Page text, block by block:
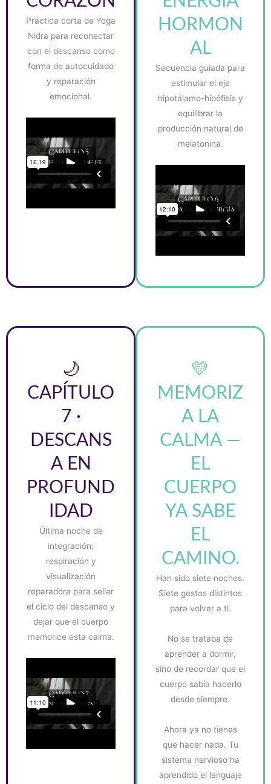
Práctica corta de Yoga
Nidra para reconectar
con el descanso como
forma de autocuidado
y reparación
emocional.
HORMON
AL
Secuencia guiada para
estimular el eje
hipotálamo-hipófisis y
equilibrar la
producción natural de
melatonina.
🌙
CAPÍTULO
7 ·
DESCANS
A EN
PROFUND
IDAD
Última noche de
integración:
respiración y
visualización
reparadora para sellar
el ciclo del descanso y
dejar que el cuerpo
memorice esta calma.
💛
MEMORIZ
A LA
CALMA —
EL
CUERPO
YA SABE
EL
CAMINO.
Han sido siete noches.
Siete gestos distintos
para volver a ti.
No se trataba de
aprender a dormir,
sino de recordar que el
cuerpo sabía hacerlo
desde siempre.
Ahora ya no tienes
que hacer nada. Tu
sistema nervioso ha
aprendido el lenguaje